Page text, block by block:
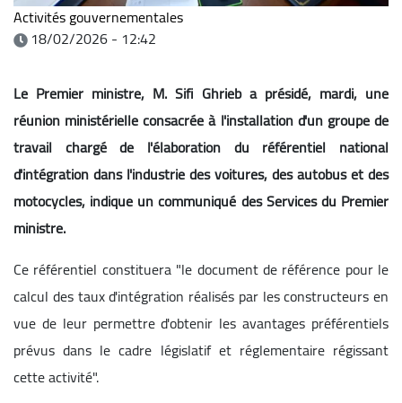
Activités gouvernementales
18/02/2026 - 12:42
Le Premier ministre, M. Sifi Ghrieb a présidé, mardi, une
réunion ministérielle consacrée à l'installation d'un groupe de
travail chargé de l'élaboration du référentiel national
d'intégration dans l'industrie des voitures, des autobus et des
motocycles, indique un communiqué des Services du Premier
ministre.
Ce référentiel constituera "le document de référence pour le
calcul des taux d'intégration réalisés par les constructeurs en
vue de leur permettre d'obtenir les avantages préférentiels
prévus dans le cadre législatif et réglementaire régissant
cette activité".